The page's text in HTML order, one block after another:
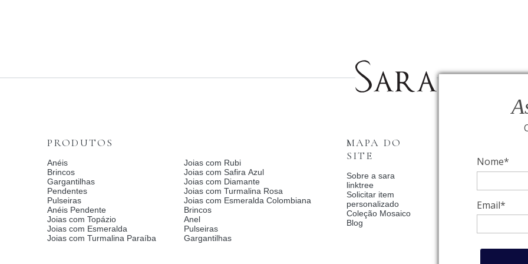
Nome*
Email*
Fale Conosco
Relógios BVLGARI
Condições de
Catalogo Dia Dos
Meus pedidos
MAPA DO
SITE
Sobre a sara
linktree
Solicitar item
personalizado
Blog
Coleção Mosaico
PRODUTOS
Anéis
Brincos
Gargantilhas
Pendentes
Pulseiras
Anéis Pendente
Joias com Topázio
Joias com Esmeralda
Joias com Turmalina Paraíba
Joias com Rubi
Joias com Safira Azul
Joias com Diamante
Joias com Turmalina Rosa
Joias com Esmeralda Colombiana
Brincos
Anel
Pulseiras
Gargantilhas